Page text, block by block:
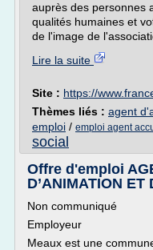
auprès des personnes
qualités humaines et
de l'image de
Lire la suite
Site : https://
Thèmes liés : agent
emploi / emploi agent
social
Offre d'emploi
D’ANIMATION ET
Non communiqué
Employeur
Meaux est une